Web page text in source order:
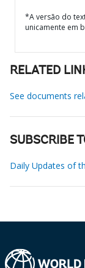
*A versão do
unicamente em
RELATED
See documents
SUBSCRIBE
Daily Updates of